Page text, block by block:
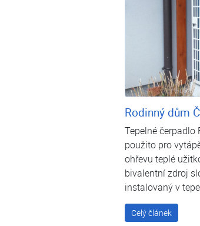
Rodinný dům
Tepelné čerpadlo
použito pro
ohřevu teplé
bivalentní zdroj
instalovaný v
Celý článek